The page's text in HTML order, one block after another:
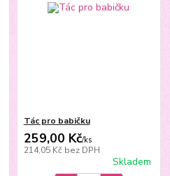
Tác pro babičku
259,00 Kč/ks
214,05 Kč bez DPH
Skladem